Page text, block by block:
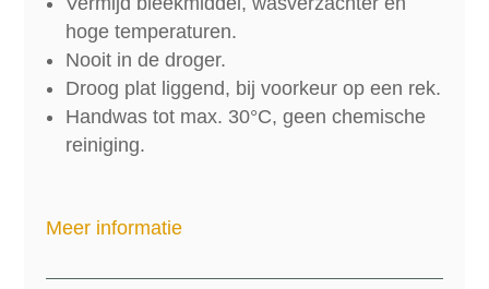
hoge temperaturen.
Nooit in de droger.
Droog plat liggend, bij voorkeur op een rek.
Handwas tot max. 30°C, geen chemische
reiniging.
Meer informatie